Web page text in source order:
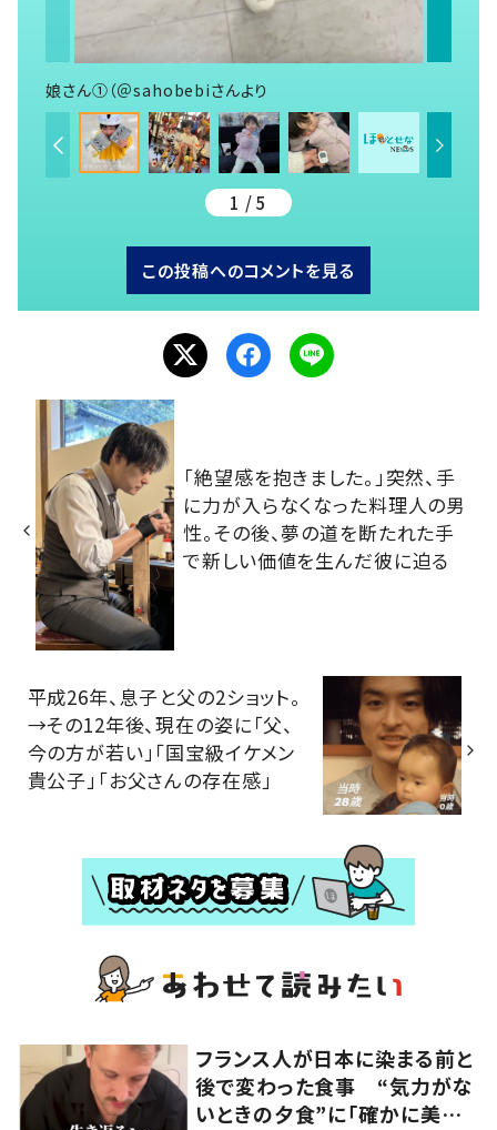
娘さん①（＠sahobebiさんより
1 / 5
この投稿へのコメントを見る
「絶望感を抱きました。」突然、手
に力が入らなくなった料理人の男
性。その後、夢の道を断たれた手
で新しい価値を生んだ彼に迫る
平成26年、息子と父の2ショット。
→その12年後、現在の姿に「父、
今の方が若い」「国宝級イケメン
貴公子」「お父さんの存在感」
フランス人が日本に染まる前と
後で変わった食事 “気力がな
いときの夕食”に「確かに美味